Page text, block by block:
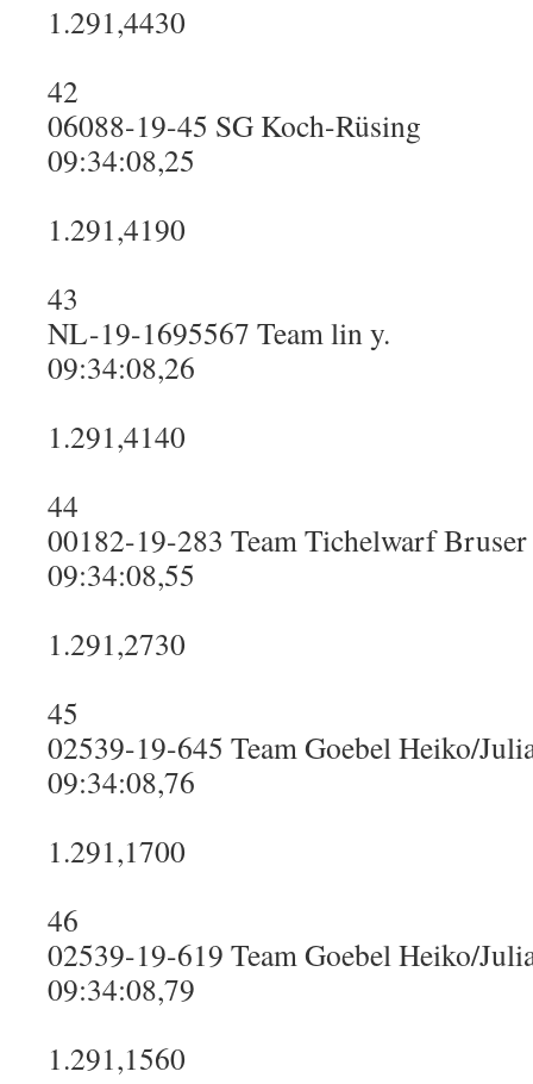
1.291,4430
42
06088-19-45 SG Koch-Rüsing
09:34:08,25
1.291,4190
43
NL-19-1695567 Team lin y.
09:34:08,26
1.291,4140
44
00182-19-283 Team Tichelwarf
09:34:08,55
1.291,2730
45
02539-19-645 Team Goebel Heiko/
09:34:08,76
1.291,1700
46
02539-19-619 Team Goebel Heiko/
09:34:08,79
1.291,1560